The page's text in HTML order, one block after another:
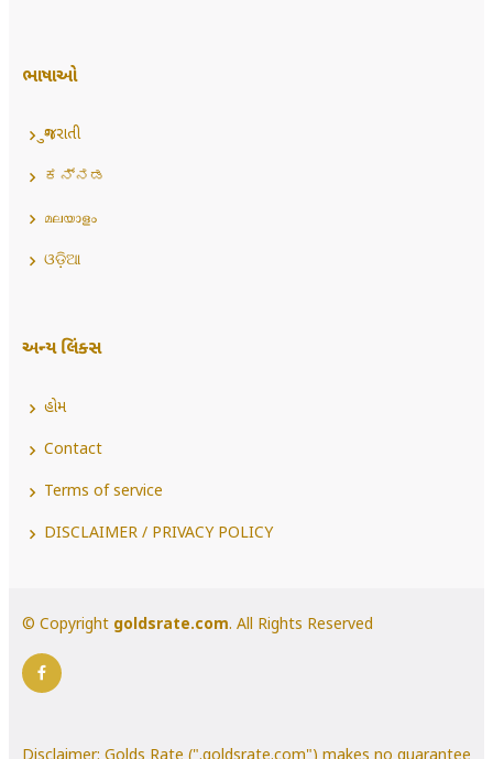
ભાષાઓ
ગુજરાતી
ಕನ್ನಡ
മലയാളം
ଓଡ଼ିଆ
અન્ય લિંક્સ
હોમ
Contact
Terms of service
DISCLAIMER / PRIVACY POLICY
© Copyright goldsrate.com. All Rights Reserved